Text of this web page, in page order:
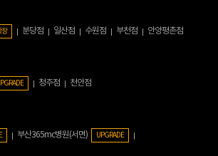
장 분당점 일산점 수원점 부천점 안양평촌점
청주점 천안점
부산365mc병원(서면) UPGRADE